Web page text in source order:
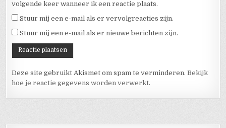
volgende keer wanneer ik een reactie plaats.
Stuur mij een e-mail als er vervolgreacties zijn.
Stuur mij een e-mail als er nieuwe berichten zijn.
Deze site gebruikt Akismet om spam te verminderen.Bekijk
hoe je reactie gegevens worden verwerkt.